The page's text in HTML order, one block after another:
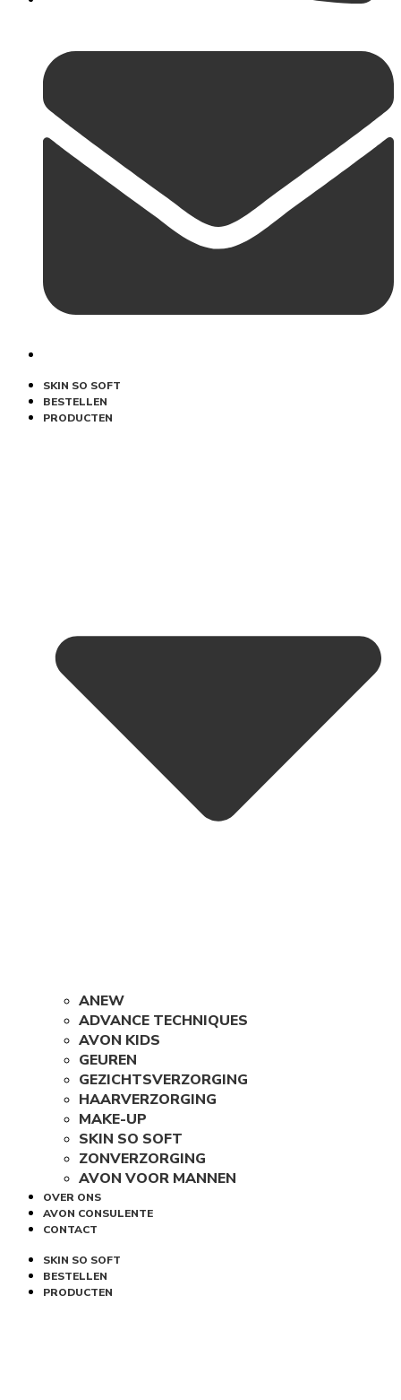
SKIN SO SOFT
BESTELLEN
PRODUCTEN
ANEW
ADVANCE TECHNIQUES
AVON KIDS
GEUREN
GEZICHTSVERZORGING
HAARVERZORGING
MAKE-UP
SKIN SO SOFT
ZONVERZORGING
AVON VOOR MANNEN
OVER ONS
AVON CONSULENTE
CONTACT
SKIN SO SOFT
BESTELLEN
PRODUCTEN